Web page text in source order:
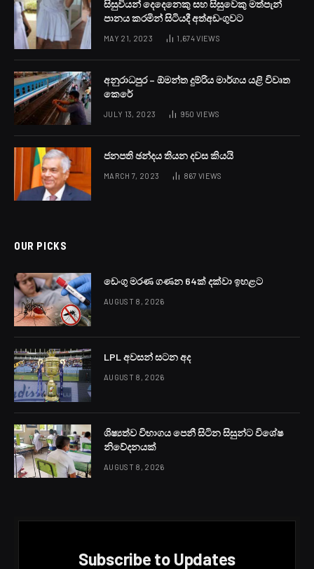
සිසුවියන් දෙදෙනෙකු සහ සිසුවෙකු මත්පැන්
පානය කරමින් සිටියදී අත්අඩංගුවට
MAY 21, 2023 1,674VIEWS
අනුරාධපුර – ඕමන්ත දුම්රිය මාර්ගය යළි විවෘත
කෙරේ
JULY 13, 2023 950 VIEWS
ජනපති ඡන්දය තියන දවස කියයි
MARCH 7, 2023 867 VIEWS
OUR PICKS
ඩෙංගු මරණ ගණන 64ක් දක්වා ඉහළට
AUGUST 8, 2026
LPL අවසන් සටන අද
AUGUST 8, 2026
ශිෂ්‍යත්ව විභාගය පෙනී සිටින සිසුන්ට විශේෂ
නිවේදනයක්
AUGUST 8, 2026
Subscribe to Updates